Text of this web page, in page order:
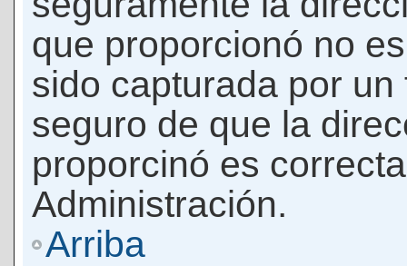
que proporcionó no
sido capturada por
seguro de que la
proporcinó es
Administración.
Arriba